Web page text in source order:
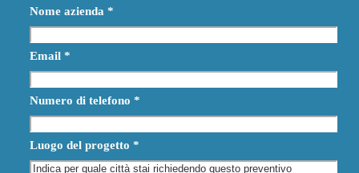
Nome azienda *
Email *
Numero di telefono *
Luogo del progetto *